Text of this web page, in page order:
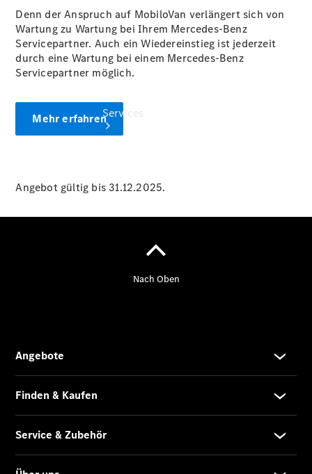
Services
Reifenlabel
Denn der Anspruch auf MobiloVan verlängert sich von
Wartung zu Wartung bei Ihrem Mercedes-Benz
Servicepartner. Auch ein Wiedereinstieg ist jederzeit
durch eine Wartung bei einem Mercedes-Benz
Servicepartner möglich.
Mehr erfahren
Angebot gültig bis 31.12.2025.